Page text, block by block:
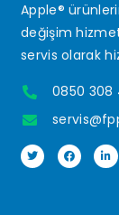
Apple®
değişim
servis olarak
0850 308